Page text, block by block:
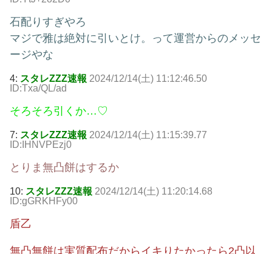
石配りすぎやろ
マジで雅は絶対に引いとけ。って運営からのメッセ
ージやな
4: スタレZZZ速報 2024/12/14(土) 11:12:46.50
ID:Txa/QL/ad
そろそろ引くか…♡
7: スタレZZZ速報 2024/12/14(土) 11:15:39.77
ID:IHNVPEzj0
とりま無凸餅はするか
10: スタレZZZ速報 2024/12/14(土) 11:20:14.68
ID:gGRKHFy00
盾乙
無凸無餅は実質配布だからイキりたかったら2凸以